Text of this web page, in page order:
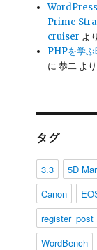
WordPress
Prime
cruiser より
PHPを学
に恭二 より
タグ
3.3 5D
Canon
WordBench